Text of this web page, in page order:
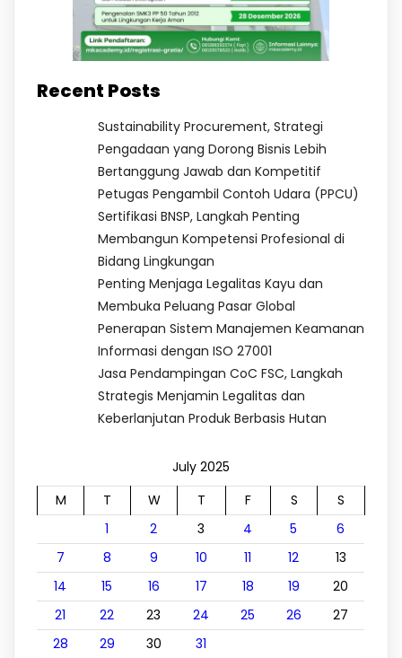
Recent Posts
Sustainability Procurement, Strategi
Pengadaan yang Dorong Bisnis Lebih
Bertanggung Jawab dan Kompetitif
Petugas Pengambil Contoh Udara (PPCU)
Sertifikasi BNSP, Langkah Penting
Membangun Kompetensi Profesional di
Bidang Lingkungan
Penting Menjaga Legalitas Kayu dan
Membuka Peluang Pasar Global
Penerapan Sistem Manajemen Keamanan
Informasi dengan ISO 27001
Jasa Pendampingan CoC FSC, Langkah
Strategis Menjamin Legalitas dan
Keberlanjutan Produk Berbasis Hutan
July 2025
M
T W T F S
S
1
2 3 4 5
6
7
8 9 10 11 12
13
14
15 16 17 18 19
20
21
22 23 24 25 26
27
28
29 30
31